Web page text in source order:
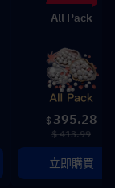
All Pack
$ 395.28
$ 413.99
立即購買